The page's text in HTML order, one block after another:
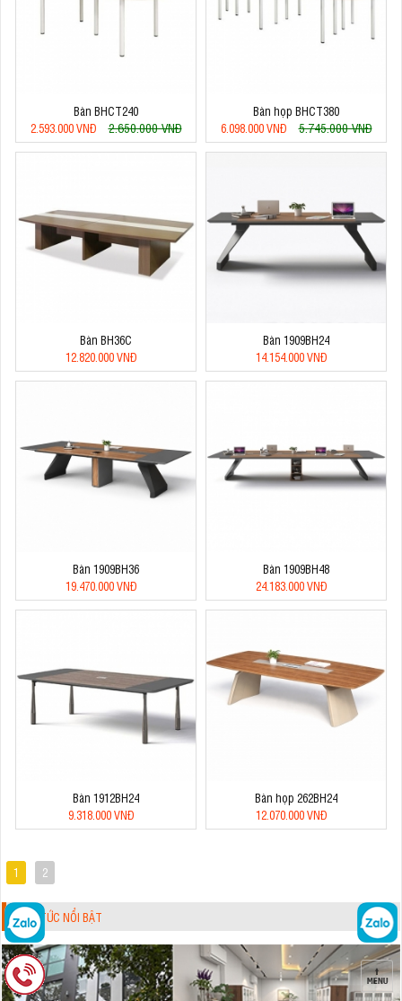
Bàn BHCT240
2.593.000 VNĐ
2.650.000 VNĐ
Bàn họp BHCT380
6.098.000 VNĐ
5.745.000 VNĐ
Bàn BH36C
12.820.000 VNĐ
Bàn 1909BH24
14.154.000 VNĐ
Bàn 1909BH36
19.470.000 VNĐ
Bàn 1909BH48
24.183.000 VNĐ
Bàn 1912BH24
9.318.000 VNĐ
Bàn họp 262BH24
12.070.000 VNĐ
1 2
TIN TỨC NỔI BẬT